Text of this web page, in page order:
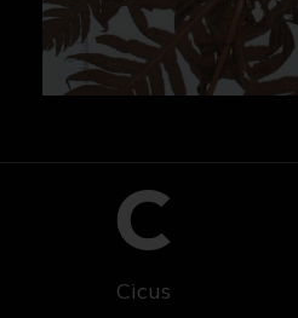
Cicus